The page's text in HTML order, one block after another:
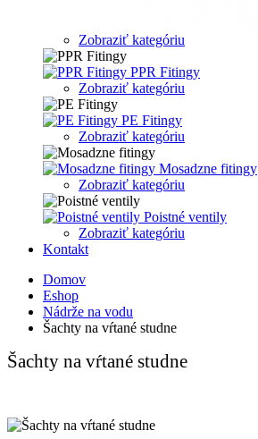
Zobraziť kategóriu
PPR Fitingy
Zobraziť kategóriu
PE Fitingy
Zobraziť kategóriu
Mosadzne fitingy
Zobraziť kategóriu
Poistné ventily
Zobraziť kategóriu
Kontakt
Domov
Eshop
Nádrže na vodu
Šachty na vŕtané studne
Šachty na vŕtané studne